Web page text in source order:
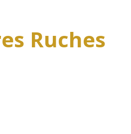
Ruches